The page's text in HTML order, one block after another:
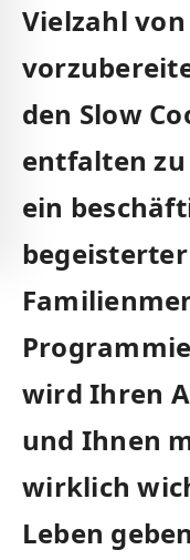
‌Vielzahl
den Slow
entfalten‌ zu‌
ein
wird Ihren
und Ihnen
⁣wirklich
Leben